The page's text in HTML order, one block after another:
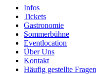
Infos
Tickets
Gastronomie
Sommerbühne
Eventlocation
Über Uns
Kontakt
Häufig gestellte Fragen